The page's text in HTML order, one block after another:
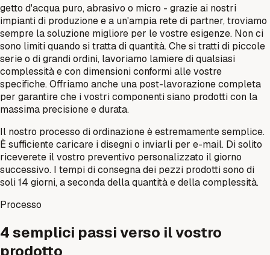
getto d'acqua puro, abrasivo o micro - grazie ai nostri
impianti di produzione e a un'ampia rete di partner, troviamo
sempre la soluzione migliore per le vostre esigenze. Non ci
sono limiti quando si tratta di quantità. Che si tratti di piccole
serie o di grandi ordini, lavoriamo lamiere di qualsiasi
complessità e con dimensioni conformi alle vostre
specifiche. Offriamo anche una post-lavorazione completa
per garantire che i vostri componenti siano prodotti con la
massima precisione e durata.
Il nostro processo di ordinazione è estremamente semplice.
È sufficiente caricare i disegni o inviarli per e-mail. Di solito
riceverete il vostro preventivo personalizzato il giorno
successivo. I tempi di consegna dei pezzi prodotti sono di
soli 14 giorni, a seconda della quantità e della complessità.
Processo
4 semplici passi verso il vostro
prodotto